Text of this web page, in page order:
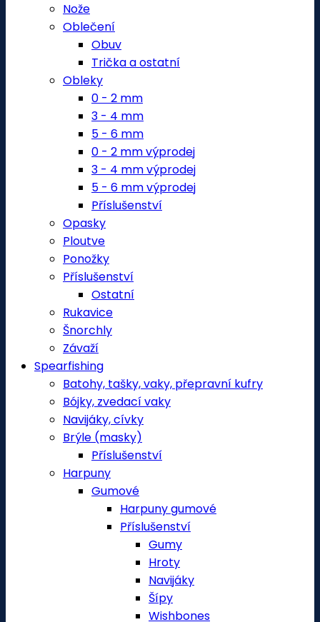
Nože
Oblečení
Obuv
Trička a ostatní
Obleky
0 - 2 mm
3 - 4 mm
5 - 6 mm
0 - 2 mm výprodej
3 - 4 mm výprodej
5 - 6 mm výprodej
Příslušenství
Opasky
Ploutve
Ponožky
Příslušenství
Ostatní
Rukavice
Šnorchly
Závaží
Spearfishing
Batohy, tašky, vaky, přepravní kufry
Bójky, zvedací vaky
Navijáky, cívky
Brýle (masky)
Příslušenství
Harpuny
Gumové
Harpuny gumové
Příslušenství
Gumy
Hroty
Navijáky
Šípy
Wishbones